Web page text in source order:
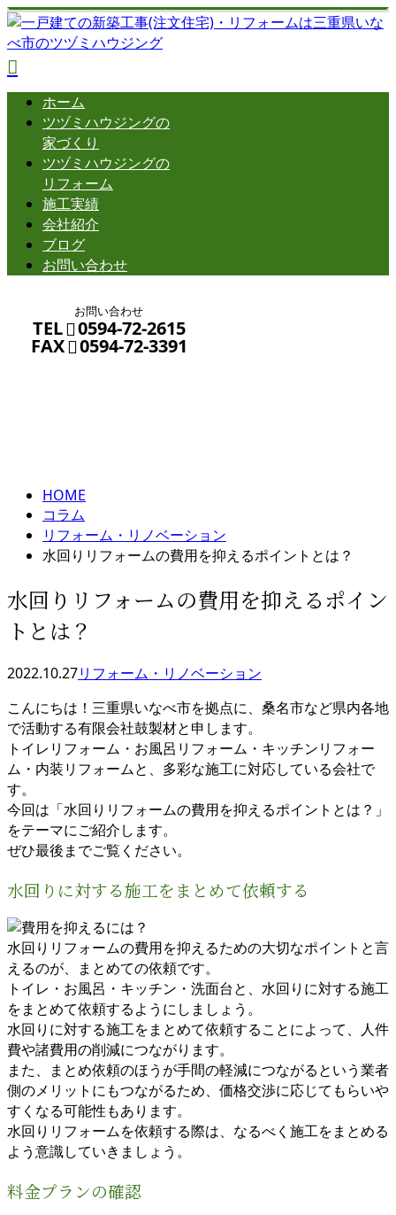
ホーム
ツヅミハウジングの
家づくり
ツヅミハウジングの
リフォーム
施工実績
会社紹介
ブログ
お問い合わせ
お問い合わせ
TEL 0594-72-2615
FAX 0594-72-3391
HOME
コラム
リフォーム・リノベーション
水回りリフォームの費用を抑えるポイントとは？
水回りリフォームの費用を抑えるポイン
トとは？
2022.10.27リフォーム・リノベーション
こんにちは！三重県いなべ市を拠点に、桑名市など県内各地
で活動する有限会社鼓製材と申します。
トイレリフォーム・お風呂リフォーム・キッチンリフォー
ム・内装リフォームと、多彩な施工に対応している会社で
す。
今回は「水回りリフォームの費用を抑えるポイントとは？」
をテーマにご紹介します。
ぜひ最後までご覧ください。
水回りに対する施工をまとめて依頼する
水回りリフォームの費用を抑えるための大切なポイントと言
えるのが、まとめての依頼です。
トイレ・お風呂・キッチン・洗面台と、水回りに対する施工
をまとめて依頼するようにしましょう。
水回りに対する施工をまとめて依頼することによって、人件
費や諸費用の削減につながります。
また、まとめ依頼のほうが手間の軽減につながるという業者
側のメリットにもつながるため、価格交渉に応じてもらいや
すくなる可能性もあります。
水回りリフォームを依頼する際は、なるべく施工をまとめる
よう意識していきましょう。
料金プランの確認